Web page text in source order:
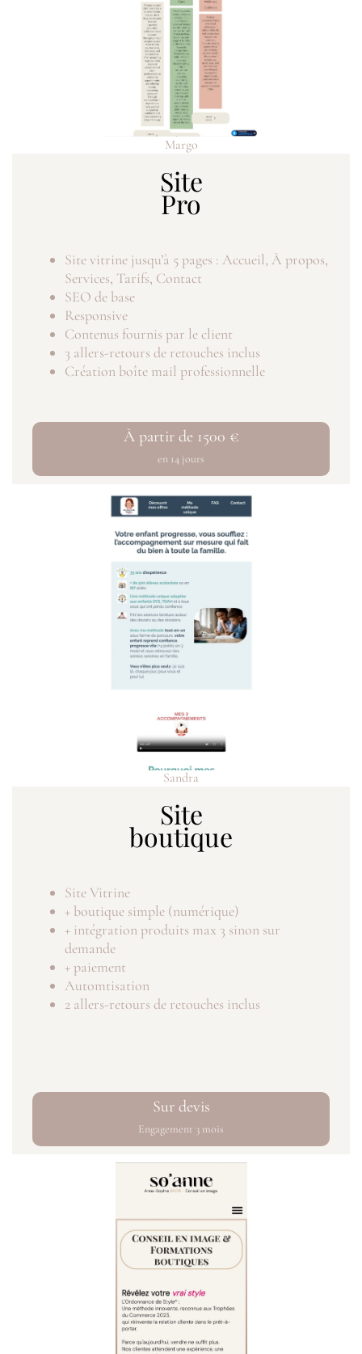
Margo
Site
Pro
Site vitrine jusqu’à 5 pages : Accueil, À propos,
Services, Tarifs, Contact
SEO de base
Responsive
Contenus fournis par le client
3 allers-retours de retouches inclus
Création boîte mail professionnelle
À partir de 1500 €
en 14 jours
Sandra
Site
boutique
Site Vitrine
+ boutique simple (numérique)
+ intégration produits max 3 sinon sur
demande
+ paiement
Automtisation
2 allers-retours de retouches inclus
Sur devis
Engagement 3 mois